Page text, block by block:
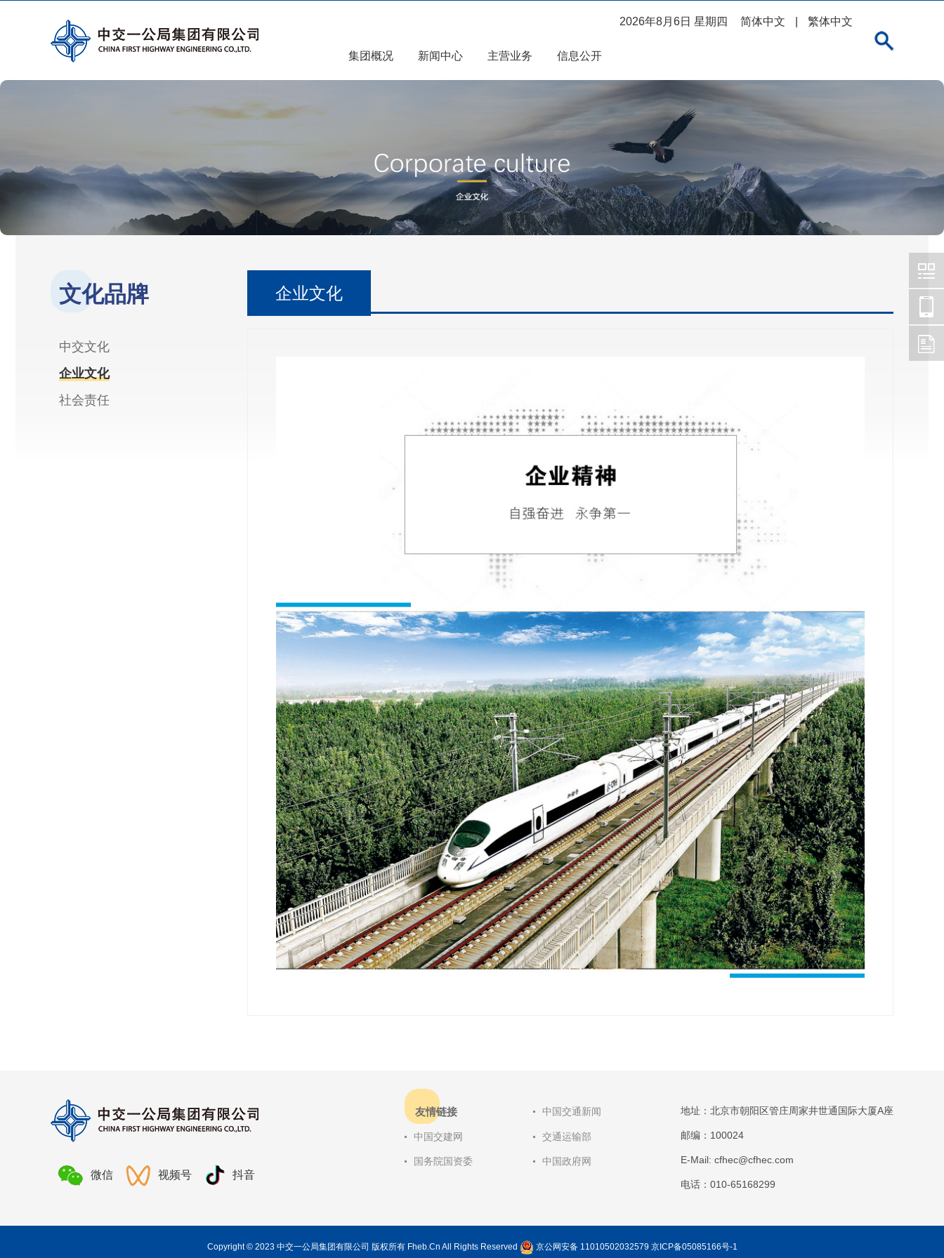
2026年8月6日 星期四 简体中文 繁体中文
集团概况 新闻中心 主营业务 信息公开
文化品牌
中交文化
企业文化
社会责任
企业文化
微信 视频号 抖音
友情链接 中国交通新闻
中国交建网 交通运输部
国务院国资委 中国政府网
地址：北京市朝阳区管庄周家井世通国际大厦A座
邮编：100024
E-Mail: cfhec@cfhec.com
电话：010-65168299
Copyright © 2023 中交一公局集团有限公司 版权所有 Fheb.Cn All Rights Reserved 京公网安备 11010502032579 京ICP备05085166号-1